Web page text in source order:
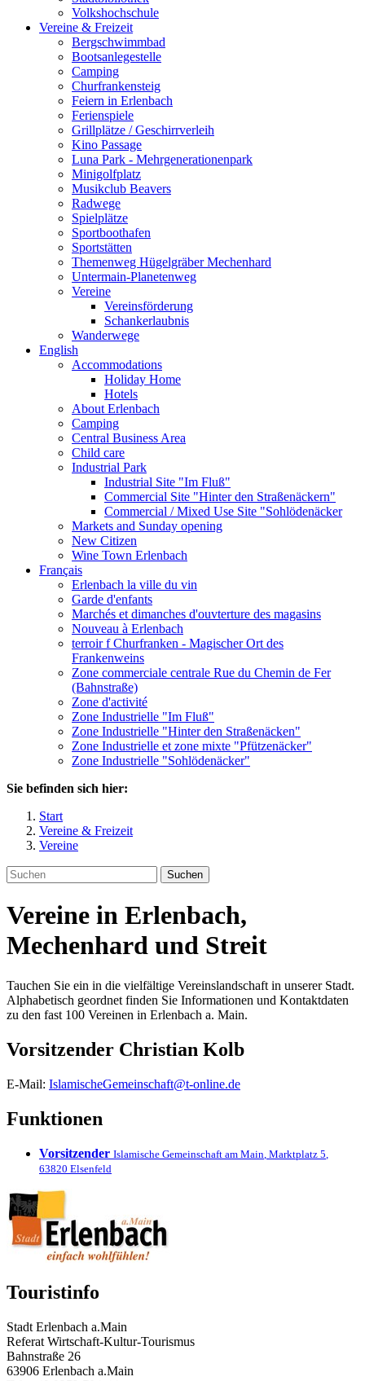
Volkshochschule
Vereine & Freizeit
Bergschwimmbad
Bootsanlegestelle
Camping
Churfrankensteig
Feiern in Erlenbach
Ferienspiele
Grillplätze / Geschirrverleih
Kino Passage
Luna Park - Mehrgenerationenpark
Minigolfplatz
Musikclub Beavers
Radwege
Spielplätze
Sportboothafen
Sportstätten
Themenweg Hügelgräber Mechenhard
Untermain-Planetenweg
Vereine
Vereinsförderung
Schankerlaubnis
Wanderwege
English
Accommodations
Holiday Home
Hotels
About Erlenbach
Camping
Central Business Area
Child care
Industrial Park
Industrial Site "Im Fluß"
Commercial Site "Hinter den Straßenäckern"
Commercial / Mixed Use Site "Sohlödenäcker
Markets and Sunday opening
New Citizen
Wine Town Erlenbach
Français
Erlenbach la ville du vin
Garde d'enfants
Marchés et dimanches d'ouvterture des magasins
Nouveau à Erlenbach
terroir f Churfranken - Magischer Ort des
Frankenweins
Zone commerciale centrale Rue du Chemin de Fer
(Bahnstraße)
Zone d'activité
Zone Industrielle "Im Fluß"
Zone Industrielle "Hinter den Straßenäcken"
Zone Industrielle et zone mixte "Pfützenäcker"
Zone Industrielle "Sohlödenäcker"
Sie befinden sich hier:
Start
Vereine & Freizeit
Vereine
Suchen
Vereine in Erlenbach,
Mechenhard und Streit
Tauchen Sie ein in die vielfältige Vereinslandschaft in unserer Stadt.
Alphabetisch geordnet finden Sie Informationen und Kontaktdaten
zu den fast 100 Vereinen in Erlenbach a. Main.
Vorsitzender Christian Kolb
E-Mail: IslamischeGemeinschaft@t-online.de
Funktionen
Vorsitzender Islamische Gemeinschaft am Main Marktplatz 5
63820 Elsenfeld
Touristinfo
Stadt Erlenbach a.Main
Referat Wirtschaft-Kultur-Tourismus
Bahnstraße 26
63906 Erlenbach a.Main